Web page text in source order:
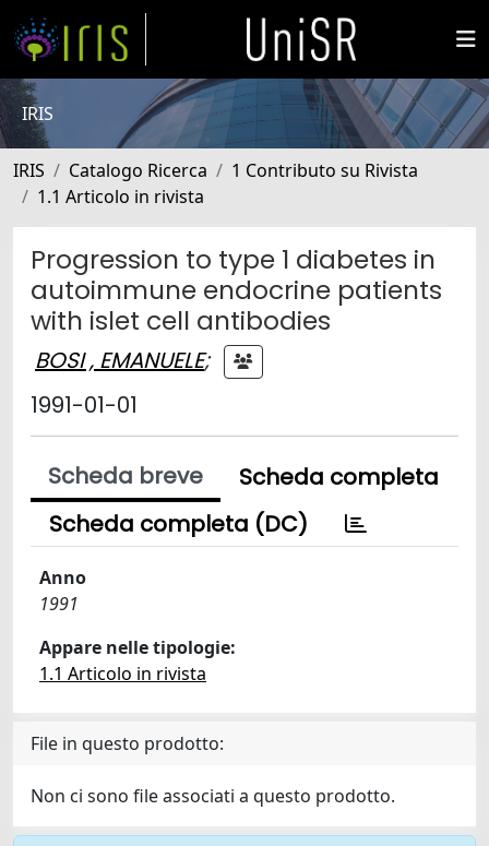
IRIS
IRIS Catalogo Ricerca
1 Contributo su Rivista
1.1 Articolo in rivista
Progression to type 1 diabetes in
autoimmune endocrine patients
with islet cell antibodies
BOSI , EMANUELE;
1991-01-01
Scheda breve
Scheda completa
Scheda completa (DC)
Anno
1991
Appare nelle tipologie:
1.1 Articolo in rivista
File in questo prodotto:
Non ci sono file associati a questo prodotto.